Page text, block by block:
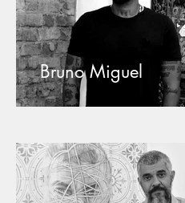
Bruno Miguel